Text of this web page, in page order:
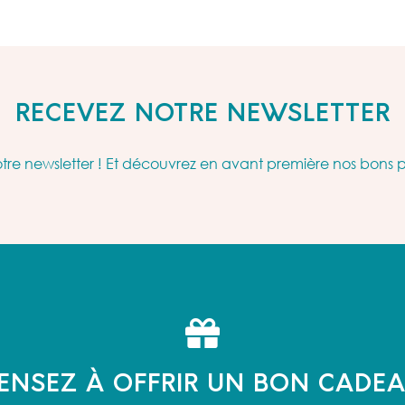
RECEVEZ NOTRE NEWSLETTER
newsletter ! Et découvrez en avant première nos bons
À OFFRIR UN BON